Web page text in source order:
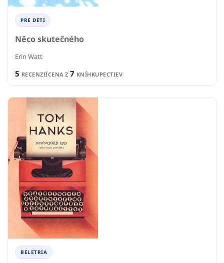
PRE DETI
Něco skutečného
Erin Watt
5 RECENZIÍCENA Z 7 KNÍHKUPECTIEV
BELETRIA